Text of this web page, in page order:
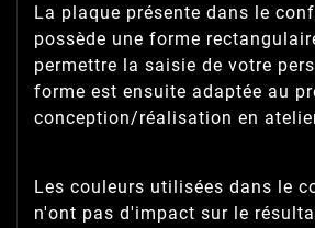
La plaque présente dans le
possède une forme
permettre la saisie de votre
forme est ensuite adaptée au
conception/réalisation en
Les couleurs utilisées dans le
n'ont pas d'impact sur le